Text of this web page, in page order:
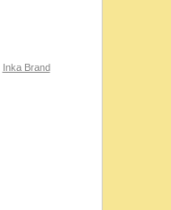
Inka Brand